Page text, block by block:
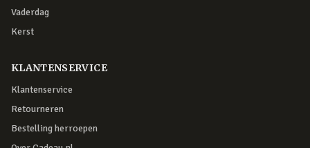
Vaderdag
Kerst
KLANTENSERVICE
Klantenservice
Retourneren
Bestelling herroepen